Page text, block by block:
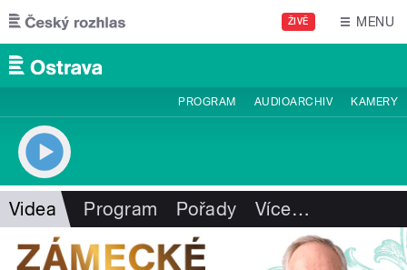
Přejít k hlavnímu obsahu
ŽIVĚ MENU
PROGRAM AUDIOARCHIV KAMERY
Videa Program Pořady Více…